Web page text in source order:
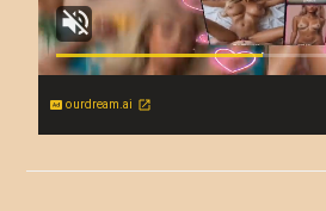
ourdream.ai